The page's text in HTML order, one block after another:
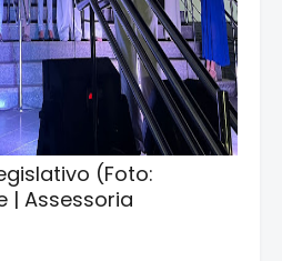
(Foto:
| Assessoria